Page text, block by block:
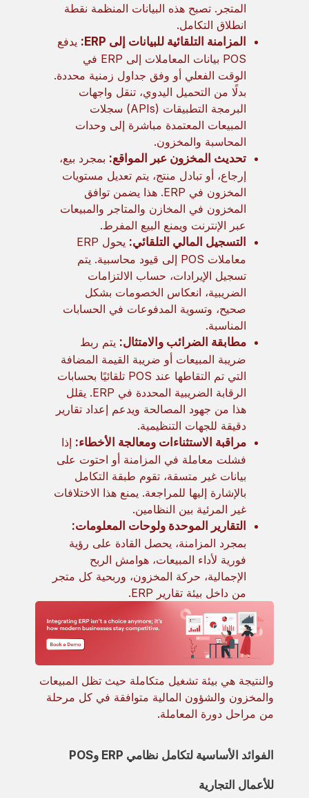
المتجر. تصبح هذه البيانات المنظمة نقطة
انطلاق التكامل.
المزامنة التلقائية للبيانات إلى ERP:
يدفع
POS بيانات المعاملات إلى ERP في
الوقت الفعلي أو وفق جداول زمنية محددة.
بدلًا من التحميل اليدوي، تنقل واجهات
البرمجة التطبيقات (APIs) سجلات
المبيعات المعتمدة مباشرة إلى وحدات
المحاسبة والمخزون.
تحديث المخزون عبر المواقع: بمجرد بيع،
إرجاع، أو تبادل منتج، يتم تعديل مستويات
المخزون في ERP. هذا يضمن توافق
المخزون في المخازن والمتاجر والمبيعات
عبر الإنترنت ويمنع البيع المفرط.
التسجيل المالي التلقائي:
يحول ERP
معاملات POS إلى قيود محاسبية. يتم
تسجيل الإيرادات، حساب الالتزامات
الضريبية، انعكاس الخصومات بشكل
صحيح، وتسوية المدفوعات في الحسابات
المناسبة.
مطابقة الضرائب والامتثال: يتم ربط
ضريبة المبيعات أو ضريبة القيمة المضافة
التي تم التقاطها عند POS تلقائيًا بحسابات
الرقابة الضريبية المحددة في ERP. يقلل
هذا من جهود المصالحة ويدعم إعداد تقارير
دقيقة للجهات التنظيمية.
مراقبة الاستثناءات ومعالجة الأخطاء: إذا
فشلت معاملة في المزامنة أو احتوت على
بيانات غير متسقة، تقوم طبقة التكامل
بالإشارة إليها للمراجعة. يمنع هذا الاختلافات
غير المرئية بين النظامين.
التقارير الموحدة ولوحات المعلومات:
بمجرد المزامنة، يحصل القادة على رؤية
فورية لأداء المبيعات، هوامش الربح
الإجمالية، حركة المخزون، وربحية كل متجر
من داخل بيئة تقارير ERP.
والنتيجة هي بيئة تشغيل متكاملة حيث تظل المبيعات
والمخزون والشؤون المالية متوافقة في كل مرحلة
من مراحل دورة المعاملة.
الفوائد الأساسية لتكامل نظامي ERP وPOS
للأعمال التجارية